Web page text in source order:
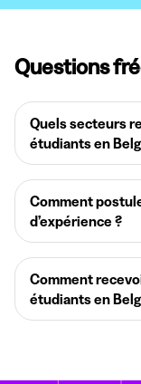
Questions
Quels secteurs
étudiants en
Comment
d’expérience ?
Comment
étudiants en